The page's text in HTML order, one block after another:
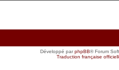
Développé parphpBB® Forum
Traduction française